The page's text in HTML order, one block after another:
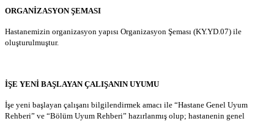
ORGANİZASYON ŞEMASI
Hastanemizin organizasyon yapısı Organizasyon Şeması (KY.YD.07) ile
oluşturulmuştur.
İŞE YENİ BAŞLAYAN ÇALIŞANIN UYUMU
İşe yeni başlayan çalışanı bilgilendirmek amacı ile “Hastane Genel Uyum
Rehberi” ve “Bölüm Uyum Rehberi” hazırlanmış olup; hastanenin genel